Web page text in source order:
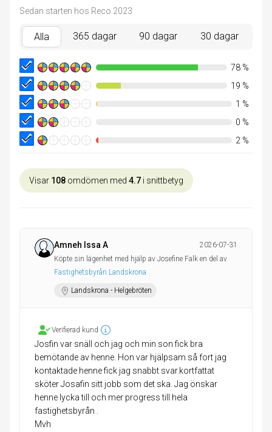
Sedan starten hos Reco 2023
Alla 365 dagar 90 dagar 30 dagar
78%
19 %
1 %
0 %
2%
Visar 108 omdömen med 4.7 i snittbetyg
Amneh Issa A
2026-07-31
Köpte sin lägenhet med hjälp av Josefine Falk en del av
Fastighetsbyrån Landskrona
Landskrona - Helgebröten
Verifierad kund
Josfin var snäll och jag och min son fick bra
bemötande av henne. Hon var hjälpsam så fort jag
kontaktade henne fick jag snabbt svar.kortfattat
sköter Josafin sitt jobb som det ska. Jag önskar
henne lycka till och mer progress till hela
fastighetsbyrån .
Mvh